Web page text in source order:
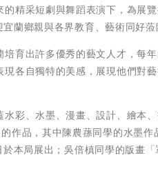
精采短劇與舞蹈表演下，為展
蘭鄉親與各界教育、藝術同好蒞
育出許多優秀的藝文人才，每
各自獨特的美感，展現他們對
彩、水墨、漫畫、設計、繪本
作品，其中陳農蓀同學的水墨
本局展出；吳倍槙同學的版畫